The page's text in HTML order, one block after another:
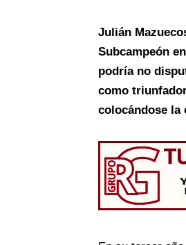
Julián
Subcampeón
podría no
como
colocándose la